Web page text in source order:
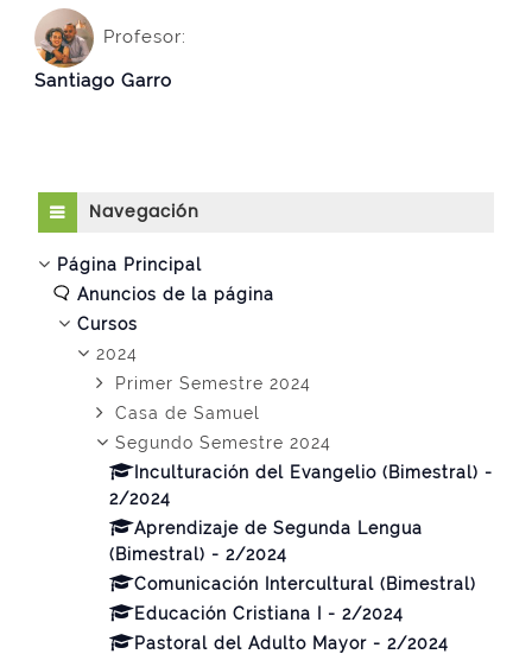
Profesor:
Santiago Garro
Navegación
Página Principal
Anuncios de la página
Cursos
2024
Primer Semestre 2024
Casa de Samuel
Segundo Semestre 2024
Inculturación del Evangelio (Bimestral) -
2/2024
Aprendizaje de Segunda Lengua
(Bimestral) - 2/2024
Comunicación Intercultural (Bimestral)
Educación Cristiana I - 2/2024
Pastoral del Adulto Mayor - 2/2024